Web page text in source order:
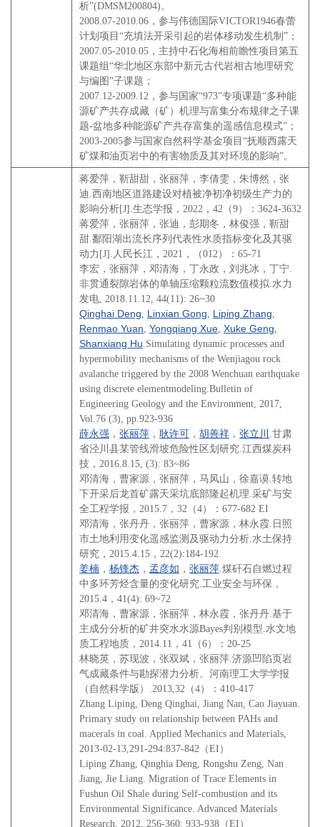
析”(DMSM200804)。
2008.07-2010.06，参与伟德国际VICTOR1946春蕾
计划项目“充填法开采引起的岩体移动发生机制”；
2007.05-2010.05，主持中石化海相前瞻性项目第五
课题组“华北地区东部中新元古代岩相古地理研究
与编图”子课题；
2007.12-2009.12，参与国家“973”专项课题“多种能
源矿产共存成藏（矿）机理与富集分布规律之子课
题-盆地多种能源矿产共存富集的遥感信息模式”；
2003-2005参与国家自然科学基金项目“抚顺西露天
矿煤和油页岩中的有害物质及其对环境的影响”。
蒋爱萍，靳甜甜，张丽萍，李倩雯，朱博然，张
迪.西南地区道路建设对植被净初净初级生产力的
影响分析[J].生态学报 ，2022，42（9）：3624-3632
蒋爱萍，张丽萍，张迪，彭期冬，林俊强，靳甜
甜.鄱阳湖出流长序列代表性水质指标变化及其驱
动力[J]. 人民长江，2021，（012）：65-71
李宏，张丽萍，邓清海，丁永政，刘兆冰，丁宁.
非贯通裂隙岩体的单轴压缩颗粒流数值模拟.水力
发电, 2018.11.12, 44(11): 26~30
Qinghai Deng, Linxian Gong, Liping Zhang,
Renmao Yuan, Yongqiang Xue, Xuke Geng,
Shanxiang Hu.Simulating dynamic processes and
hypermobility mechanisms of the Wenjiagou rock
avalanche triggered by the 2008 Wenchuan earthquake
using discrete elementmodeling.Bulletin of
Engineering Geology and the Environment, 2017,
Vol.76 (3), pp.923-936
薛永强 ， 张丽萍 ， 耿许可 ， 胡善祥 ， 张立川 .甘肃
省泾川县某管线滑坡危险性区划研究.江西煤炭科
技，2016.8.15, (3): 83~86
邓清海，曹家源，张丽萍，马凤山，徐嘉谟.转地
下开采后龙首矿露天采坑底部隆起机理.采矿与安
全工程学报，2015.7，32（4）：677-682 EI
邓清海，张丹丹，张丽萍，曹家源，林永霞.日照
市土地利用变化遥感监测及驱动力分析.水土保持
研究，2015.4.15，22(2):184-192
姜楠 ， 杨锋杰 ， 孟彦如 ， 张丽萍.煤矸石自燃过程
中多环芳烃含量的变化研究.工业安全与环保，
2015.4，41(4): 69~72
邓清海，曹家源，张丽萍，林永霞，张丹丹.基于
主成分分析的矿井突水水源Bayes判别模型.水文地
质工程地质，2014.11，41（6）：20-25
林晓英，苏现波，张双斌，张丽萍.济源凹陷页岩
气成藏条件与勘探潜力分析。河南理工大学学报
（自然科学版）.2013,32（4）：410-417
Zhang Liping, Deng Qinghai, Jiang Nan, Cao Jiayuan.
Primary study on relationship between PAHs and
macerals in coal. Applied Mechanics and Materials,
2013-02-13,291-294:837-842（EI）
Liping Zhang, Qinghia Deng, Rongshu Zeng, Nan
Jiang, Jie Liang. Migration of Trace Elements in
Fushun Oil Shale during Self-combustion and its
Environmental Significance. Advanced Materials
Research, 2012, 256-360: 933-938（EI）